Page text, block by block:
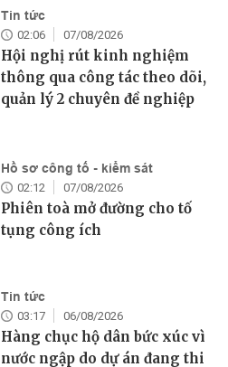
Tin tức
02:06 07/08/2026
Hội nghị rút kinh nghiệm
thông qua công tác theo dõi,
quản lý 2 chuyên đề nghiệp
Hồ sơ công tố - kiểm sát
02:12 07/08/2026
Phiên toà mở đường cho tố
tụng công ích
Tin tức
03:17 06/08/2026
Hàng chục hộ dân bức xúc vì
nước ngập do dự án đang thi